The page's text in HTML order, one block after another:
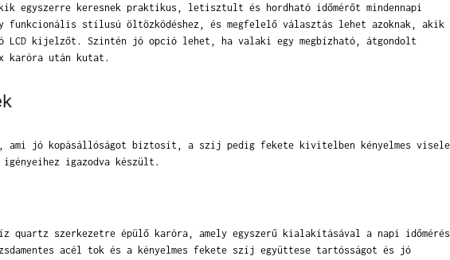
egyszerre keresnek praktikus, letisztult és hordható időmérőt mindennapi
stílusú öltözködéshez, és megfelelő választás lehet azoknak, akik
LCD kijelzőt. Szintén jó opció lehet, ha valaki egy megbízható, átgondolt
karóra után kutat.
ami jó kopásállóságot biztosít, a szíj pedig fekete kivitelben kényelmes
igazodva készült.
quartz szerkezetre épülő karóra, amely egyszerű kialakításával a napi
acél tok és a kényelmes fekete szíj együttese tartósságot és jó